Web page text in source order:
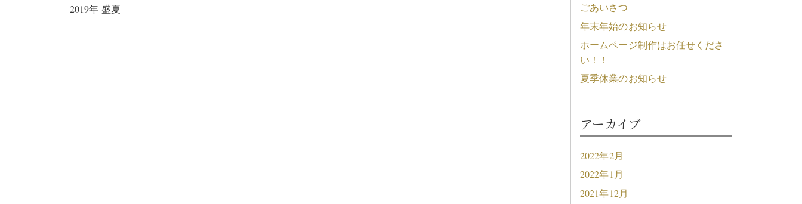
2019年 盛夏
ごあいさつ
年末年始のお知らせ
ホームページ制作はお任せくださ
い！！
夏季休業のお知らせ
アーカイブ
2022年2月
2022年1月
2021年12月